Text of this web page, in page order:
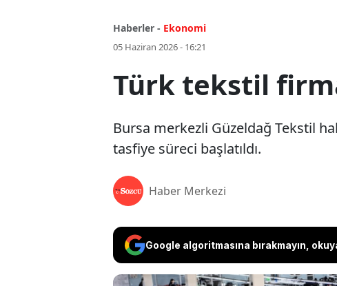
Haberler - Ekonomi
05 Haziran 2026 - 16:21
Türk tekstil
Bursa merkezli Güzeldağ Tekstil
tasfiye süreci başlatıldı.
Haber Merkezi
Google algoritmasına bırakmayın,